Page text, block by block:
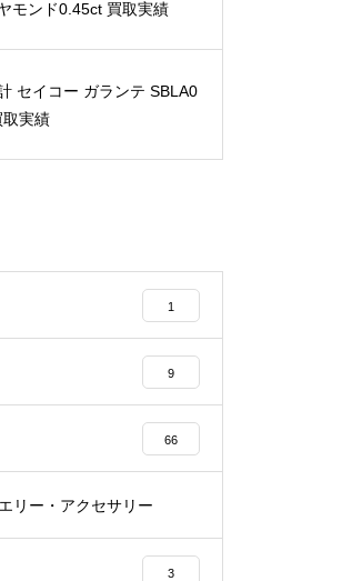
モンド0.45ct 買取実績
セイコー ガランテ SBLA0
実績
1
9
66
リー・アクセサリー
3